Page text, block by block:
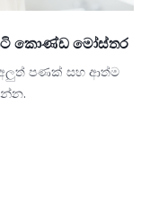
කොණ්ඩ මෝස්තර
පණක් සහ ආත්ම